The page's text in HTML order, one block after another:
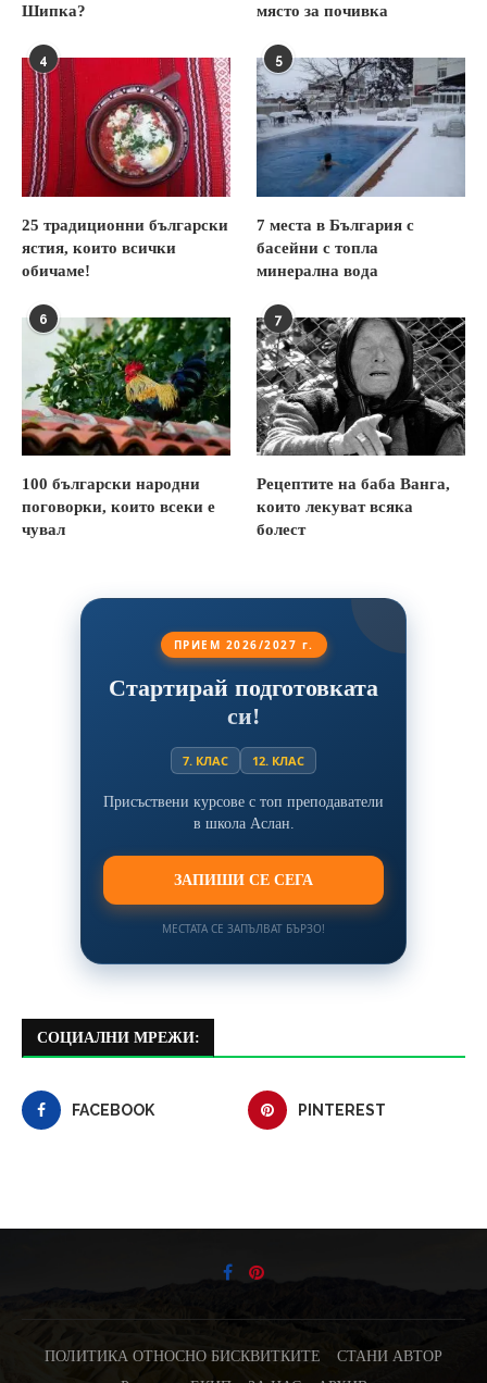
Шипка?
място за почивка
4
25 традиционни български
ястия, които всички
обичаме!
5
7 места в България с
басейни с топла
минерална вода
6
100 български народни
поговорки, които всеки е
чувал
7
Рецептите на баба Ванга,
които лекуват всяка
болест
ПРИЕМ 2026/2027 г.
Стартирай подготовката
си!
7. КЛАС 12. КЛАС
Присъствени курсове с топ преподаватели
в школа Аслан.
ЗАПИШИ СЕ СЕГА
МЕСТАТА СЕ ЗАПЪЛВАТ БЪРЗО!
СОЦИАЛНИ МРЕЖИ:
FACEBOOK PINTEREST
ПОЛИТИКА ОТНОСНО БИСКВИТКИТЕ
СТАНИ АВТОР